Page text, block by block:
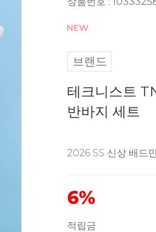
브랜드
테크니스트
반바지 세트
2026 SS 신상 배드
6%
적립금